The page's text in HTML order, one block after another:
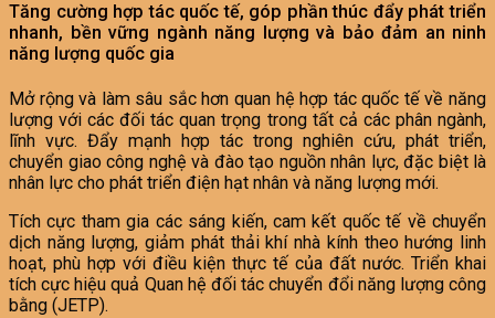
Tăng cường hợp tác quốc tế, góp phần thúc đẩy phát triển
nhanh, bền vững ngành năng lượng và bảo đảm an ninh
năng lượng quốc gia
Mở rộng và làm sâu sắc hơn quan hệ hợp tác quốc tế về năng
lượng với các đối tác quan trọng trong tất cả các phân ngành,
lĩnh vực. Đẩy mạnh hợp tác trong nghiên cứu, phát triển,
chuyển giao công nghệ và đào tạo nguồn nhân lực, đặc biệt là
nhân lực cho phát triển điện hạt nhân và năng lượng mới.
Tích cực tham gia các sáng kiến, cam kết quốc tế về chuyển
dịch năng lượng, giảm phát thải khí nhà kính theo hướng linh
hoạt, phù hợp với điều kiện thực tế của đất nước. Triển khai
tích cực hiệu quả Quan hệ đối tác chuyển đổi năng lượng công
bằng (JETP).